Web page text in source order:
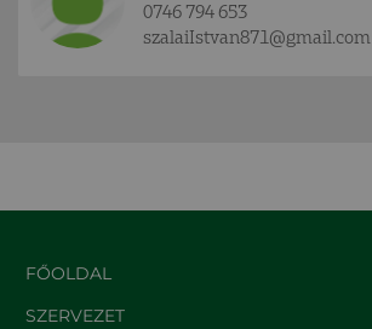
0746 794 653
szalaiIstvan871@gmail.com
FŐOLDAL
SZERVEZET